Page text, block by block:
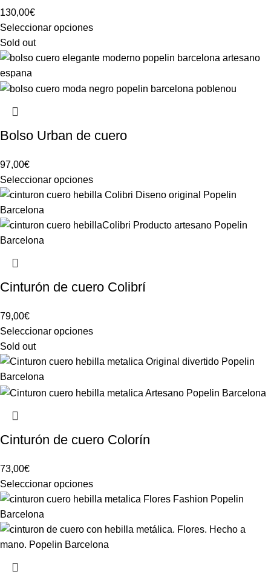
130,00€
Seleccionar opciones
Sold out
Bolso Urban de cuero
97,00€
Seleccionar opciones
Cinturón de cuero Colibrí
79,00€
Seleccionar opciones
Sold out
Cinturón de cuero Colorín
73,00€
Seleccionar opciones